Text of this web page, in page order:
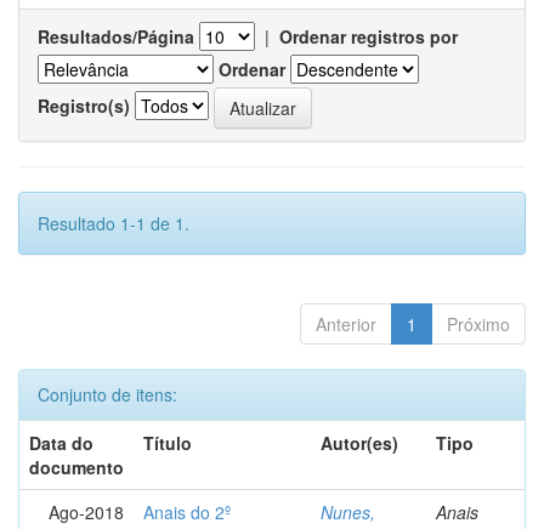
Resultados/Página | Ordenar registros por
Ordenar
Registro(s)
Resultado 1-1 de 1.
Anterior 1 Próximo
Conjunto de itens:
Data do
documento
Título Autor(es) Tipo
Ago-2018
Anais do 2º
Nunes,
Anais